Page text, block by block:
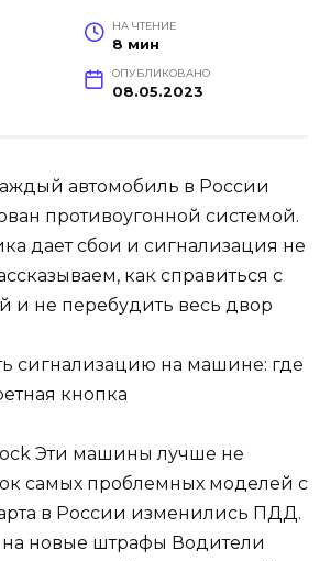
НА ЧТЕНИЕ
8 мин
ОПУБЛИКОВАНО
08.05.2023
автомобиль в России
противоугонной системой.
дает сбои и сигнализация не
как справиться с
и не перебудить весь двор
Эти машины лучше не
самых проблемных моделей с
в России изменились ПДД.
на новые штрафы Водители